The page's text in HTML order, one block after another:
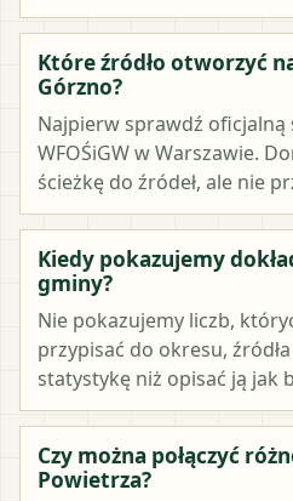
Które źródło otworzyć
Górzno?
Najpierw sprawdź
WFOŚiGW w Warszawie.
ścieżkę do źródeł, ale nie
Kiedy pokazujemy
gminy?
Nie pokazujemy liczb,
przypisać do okresu,
statystykę niż opisać ją jak
Czy można połączyć
Powietrza?